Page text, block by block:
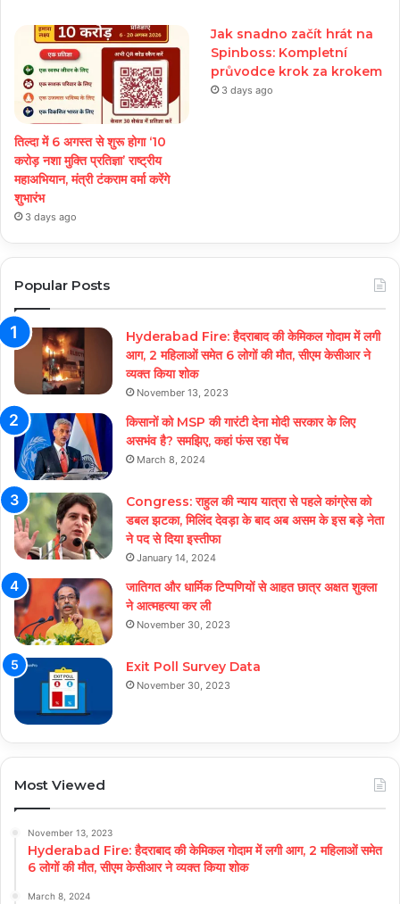
तिल्दा में 6 अगस्त से शुरू होगा ‘10
करोड़ नशा मुक्ति प्रतिज्ञा’ राष्ट्रीय
महाअभियान, मंत्री टंकराम वर्मा करेंगे
शुभारंभ
3 days ago
Jak snadno začít hrát na
Spinboss: Kompletní
průvodce krok za krokem
3 days ago
Popular Posts
Hyderabad Fire: हैदराबाद की केमिकल गोदाम में लगी
आग, 2 महिलाओं समेत 6 लोगों की मौत, सीएम केसीआर ने
व्यक्त किया शोक
November 13, 2023
किसानों को MSP की गारंटी देना मोदी सरकार के लिए
असभंव है? समझिए, कहां फंस रहा पेंच
March 8, 2024
Congress: राहुल की न्याय यात्रा से पहले कांग्रेस को
डबल झटका, मिलिंद देवड़ा के बाद अब असम के इस बड़े नेता
ने पद से दिया इस्तीफा
January 14, 2024
जातिगत और धार्मिक टिप्पणियों से आहत छात्र अक्षत शुक्ला
ने आत्महत्या कर ली
November 30, 2023
Exit Poll Survey Data
November 30, 2023
Most Viewed
November 13, 2023
Hyderabad Fire: हैदराबाद की केमिकल गोदाम में लगी आग, 2 महिलाओं समेत
6 लोगों की मौत, सीएम केसीआर ने व्यक्त किया शोक
March 8, 2024